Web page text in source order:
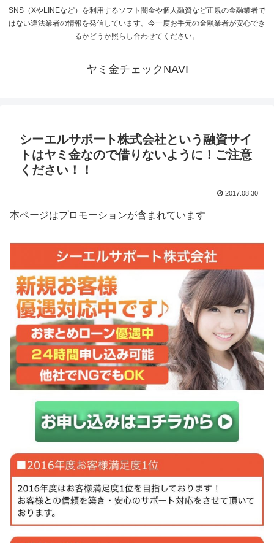
SNS（XやLINEなど）を利用するソフト闇金や個人融資など正規の金融業者で
はない違法業者の情報を発信しています。今一度お手元の金融業者が安心でき
るかどうか照らし合わせてください。
ヤミ金チェックNAVI
シーエルサポート株式会社という融資サイ
トはヤミ金なので借りないように！ご注意
ください！！
2017.08.30
本ページはプロモーションが含まれています